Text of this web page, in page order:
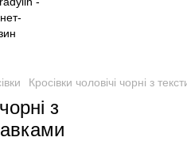
Кросівки чоловічі чорні з
з